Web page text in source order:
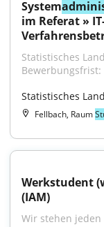
System
im Referat »
Statistisches
Bewerbungsfrist:
Statistisches
Fellbach, Raum
Werkstudent
(IAM)
Wir stehen